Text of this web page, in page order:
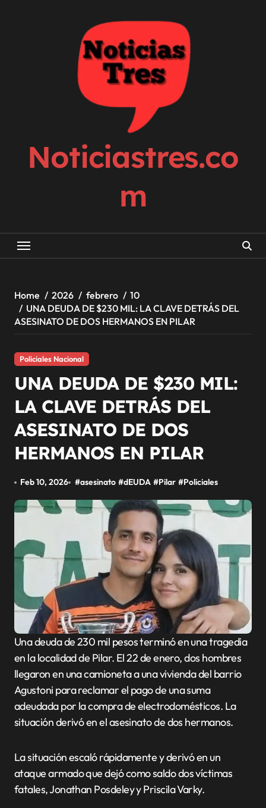
Noticiastres.co
m
Home 2026 febrero
10
UNA DEUDA DE $230 MIL: LA CLAVE DETRÁS DEL
ASESINATO DE DOS HERMANOS EN PILAR
Policiales Nacional
UNA DEUDA DE $230 MIL:
LA CLAVE DETRÁS DEL
ASESINATO DE DOS
HERMANOS EN PILAR
Feb 10, 2026 #asesinato #dEUDA #Pilar #Policiales
Una deuda de 230 mil pesos terminó en una tragedia
en la localidad de Pilar. El 22 de enero, dos hombres
llegaron en una camioneta a una vivienda del barrio
Agustoni para reclamar el pago de una suma
adeudada por la compra de electrodomésticos. La
situación derivó en el asesinato de dos hermanos.
La situación escaló rápidamente y derivó en un
ataque armado que dejó como saldo dos víctimas
fatales, Jonathan Posdeley y Priscila Varky.